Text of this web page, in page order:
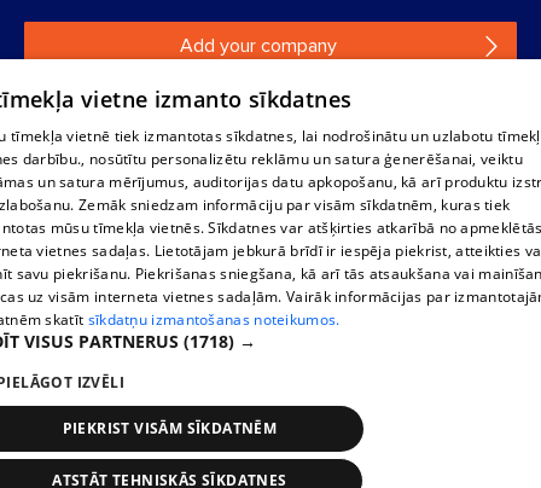
Add your company
If your company is not in our database, please fill in a
Reproduction, or distribution of 1188 database, its parts or the
information contained in the database, or parts of information in
any form is strictly prohibited. Also automatic download is
prohibited. Reproduction of any material published on the
website 1188 is strictly forbidden without the editorial license of
1188 website.
Vortal assistance service: e-mail -
ElaboratedSIA Helio Media2004-2026
vietne izmanto sīkdatnes
tīmekļa vietnē tiek izmantotas sīkdatnes, lai nodrošinātu un uzlabotu
darbību., nosūtītu personalizētu reklāmu un satura ģenerēšanai, veiktu
un satura mērījumus, auditorijas datu apkopošanu, kā arī produktu
Zemāk sniedzam informāciju par visām sīkdatnēm, kuras tiek
mūsu tīmekļa vietnēs. Sīkdatnes var atšķirties atkarībā no
vietnes sadaļas. Lietotājam jebkurā brīdī ir iespēja piekrist, atteikties
savu piekrišanu. Piekrišanas sniegšana, kā arī tās atsaukšana vai
uz visām interneta vietnes sadaļām. Vairāk informācijas par
skatīt sīkdatņu izmantošanas noteikumos.
VISUS PARTNERUS (1718) →
IZVĒLI
PIEKRIST VISĀM SĪKDATNĒM
ATSTĀT TEHNISKĀS SĪKDATNES